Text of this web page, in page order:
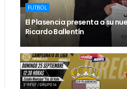
FUTBOL
El Plasencia presenta a su
Ricardo Ballentín